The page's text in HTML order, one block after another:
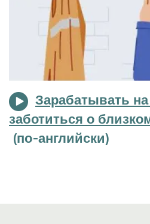
Зарабатывать
заботиться о